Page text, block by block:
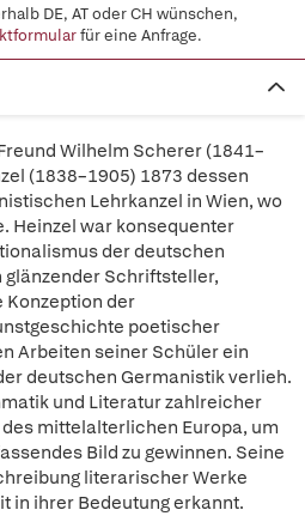
DE, AT oder CH wünschen,
für eine Anfrage.
Wilhelm Scherer (1841–
(1838–1905) 1873 dessen
Lehrkanzel in Wien, wo
Heinzel war konsequenter
der deutschen
glänzender Schriftsteller,
Konzeption der
poetischer
Arbeiten seiner Schüler ein
deutschen Germanistik verlieh.
und Literatur zahlreicher
mittelalterlichen Europa, um
Bild zu gewinnen. Seine
literarischer Werke
in ihrer Bedeutung erkannt.